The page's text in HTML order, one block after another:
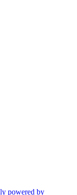
powered by